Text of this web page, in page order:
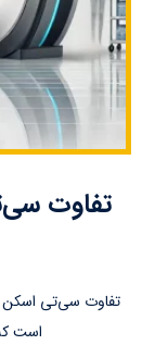
تفاوت
تفاوت سی‌تی اسکن
است